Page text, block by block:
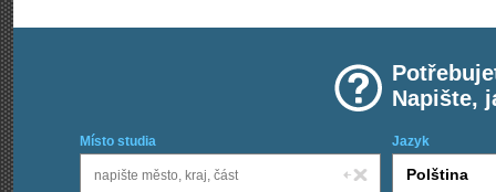
Napište,
Místo studia Jazyk